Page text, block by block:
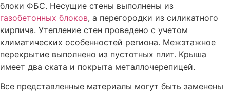
блоки ФБС. Несущие стены выполнены из
газобетонных блоков, а перегородки из силикатного
кирпича. Утепление стен проведено с учетом
климатических особенностей региона. Межэтажное
перекрытие выполнено из пустотных плит. Крыша
имеет два ската и покрыта металлочерепицей.
Все представленные материалы могут быть заменены